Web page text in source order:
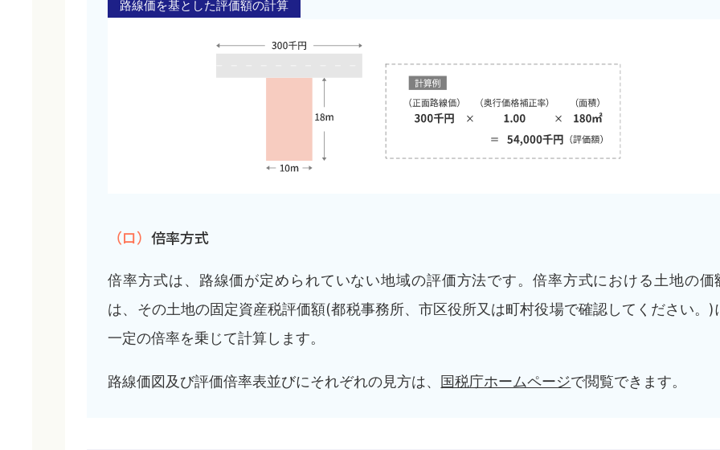
路線価を基とした評価額の計算
（ロ）倍率方式
倍率方式は、路線価が定められていない地域の評価方法です。倍率方式における土地の価
は、その土地の固定資産税評価額(都税事務所、市区役所又は町村役場で確認してください。)
一定の倍率を乗じて計算します。
路線価図及び評価倍率表並びにそれぞれの見方は、 国税庁ホームページで閲覧できます。